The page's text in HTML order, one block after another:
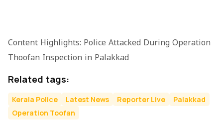
Content Highlights: Police Attacked During Operation
Thoofan Inspection in Palakkad
Related tags:
Kerala Police Latest News Reporter Live
Palakkad
Operation Toofan